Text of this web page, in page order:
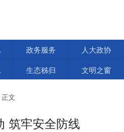
政务服务
人大政协
生态秭归 文明之窗
正文
筑牢安全防线